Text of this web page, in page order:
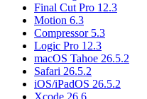
Final Cut Pro 12.3
Motion 6.3
Compressor 5.3
Logic Pro 12.3
macOS Tahoe 26.5.2
Safari 26.5.2
iOS/iPadOS 26.5.2
Xcode 26.6